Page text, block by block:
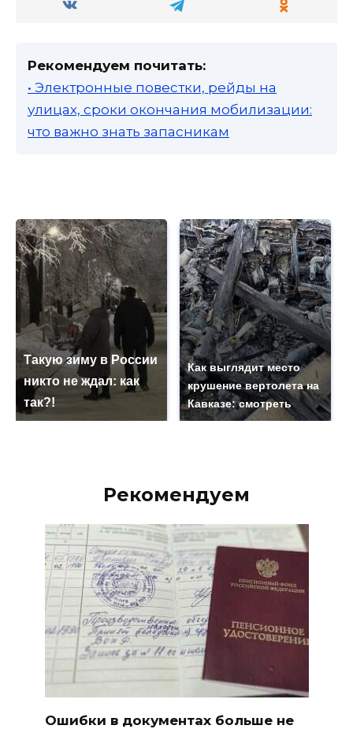
Рекомендуем почитать:
• Электронные повестки, рейды на
улицах, сроки окончания мобилизации:
что важно знать запасникам
Такую зиму в России
никто не ждал: как
так?!
Как выглядит место
крушение вертолета на
Кавказе: смотреть
Рекомендуем
Ошибки в документах больше не